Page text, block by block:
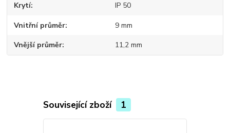
Krytí IP 50
Vnitřní průměr 9 mm
Vnější průměr 11,2 mm
Související zboží 1